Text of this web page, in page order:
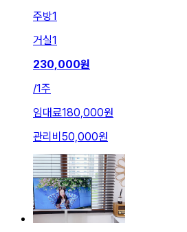
주방1
거실1
230,000원
/1주
임대료180,000원
관리비 50,000원